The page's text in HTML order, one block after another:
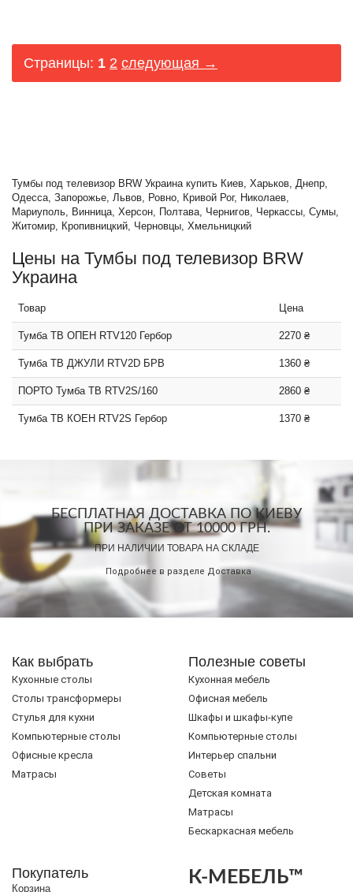
Страницы: 1 2 следующая →
Тумбы под телевизор BRW Украина купить Киев, Харьков, Днепр,
Одесса, Запорожье, Львов, Ровно, Кривой Рог, Николаев,
Мариуполь, Винница, Херсон, Полтава, Чернигов, Черкассы, Сумы,
Житомир, Кропивницкий, Черновцы, Хмельницкий
Цены на Тумбы под телевизор BRW
Украина
Товар Цена
Тумба ТВ ОПЕН RTV120 Гербор 2270 ₴
Тумба ТВ ДЖУЛИ RTV2D БРВ 1360 ₴
ПОРТО Тумба ТВ RTV2S/160 2860 ₴
Тумба ТВ КОЕН RTV2S Гербор 1370 ₴
БЕСПЛАТНАЯ ДОСТАВКА ПО КИЕВУ
ПРИ ЗАКАЗЕ ОТ 10000 ГРН.
ПРИ НАЛИЧИИ ТОВАРА НА СКЛАДЕ
Подробнее в разделе Доставка
Как выбрать
Кухонные столы
Cтолы трансформеры
Стулья для кухни
Компьютерные столы
Офисные кресла
Матрасы
Полезные советы
Кухонная мебель
Офисная мебель
Шкафы и шкафы-купе
Компьютерные столы
Интерьер спальни
Советы
Детская комната
Матрасы
Бескаркасная мебель
Покупатель
Корзина
К-МЕБЕЛЬ™